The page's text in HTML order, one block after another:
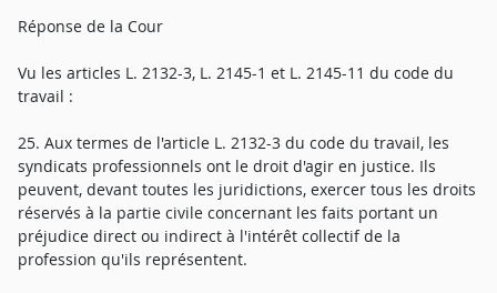
Réponse de la Cour
Vu les articles L. 2132-3, L. 2145-1 et L. 2145-11 du code du
travail :
25. Aux termes de l'article L. 2132-3 du code du travail, les
syndicats professionnels ont le droit d'agir en justice. Ils
peuvent, devant toutes les juridictions, exercer tous les droits
réservés à la partie civile concernant les faits portant un
préjudice direct ou indirect à l'intérêt collectif de la
profession qu'ils représentent.